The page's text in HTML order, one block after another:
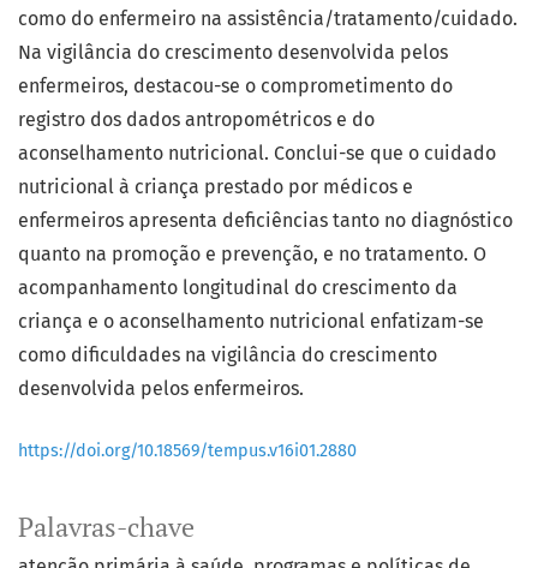
Palavras-chave
como do enfermeiro na assistência/tratamento/cuidado.
Na vigilância do crescimento desenvolvida pelos
enfermeiros, destacou-se o comprometimento do
registro dos dados antropométricos e do
aconselhamento nutricional. Conclui-se que o cuidado
nutricional à criança prestado por médicos e
enfermeiros apresenta deficiências tanto no diagnóstico
quanto na promoção e prevenção, e no tratamento. O
acompanhamento longitudinal do crescimento da
criança e o aconselhamento nutricional enfatizam-se
como dificuldades na vigilância do crescimento
desenvolvida pelos enfermeiros.
https://doi.org/10.18569/tempus.v16i01.2880